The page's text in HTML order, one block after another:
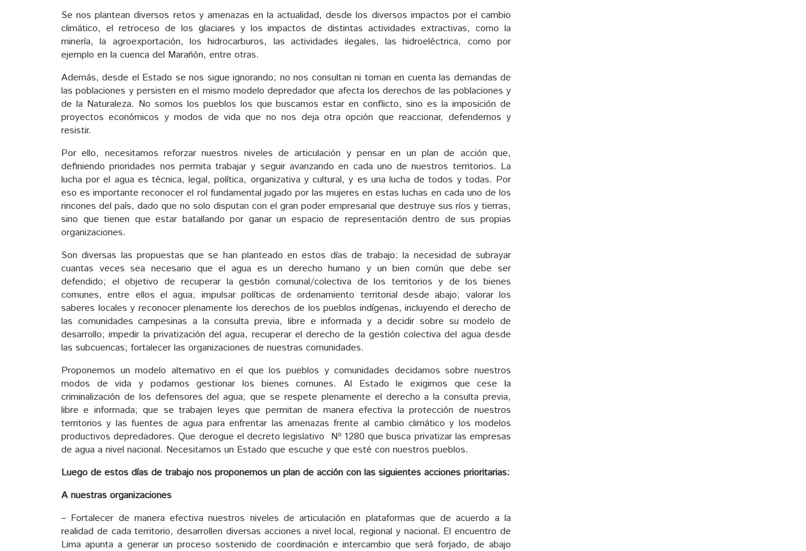
Se nos plantean diversos retos y amenazas en la actualidad, desde los diversos impactos por el cambio
climático, el retroceso de los glaciares y los impactos de distintas actividades extractivas, como la
minería, la agroexportación, los hidrocarburos, las actividades ilegales, las hidroeléctrica, como por
ejemplo en la cuenca del Marañón, entre otras.
Además, desde el Estado se nos sigue ignorando; no nos consultan ni toman en cuenta las demandas de
las poblaciones y persisten en el mismo modelo depredador que afecta los derechos de las poblaciones y
de la Naturaleza. No somos los pueblos los que buscamos estar en conflicto, sino es la imposición de
proyectos económicos y modos de vida que no nos deja otra opción que reaccionar, defendernos y
resistir.
Por ello, necesitamos reforzar nuestros niveles de articulación y pensar en un plan de acción que,
definiendo prioridades nos permita trabajar y seguir avanzando en cada uno de nuestros territorios. La
lucha por el agua es técnica, legal, política, organizativa y cultural, y es una lucha de todos y todas. Por
eso es importante reconocer el rol fundamental jugado por las mujeres en estas luchas en cada uno de los
rincones del país, dado que no solo disputan con el gran poder empresarial que destruye sus ríos y tierras,
sino que tienen que estar batallando por ganar un espacio de representación dentro de sus propias
organizaciones.
Son diversas las propuestas que se han planteado en estos días de trabajo: la necesidad de subrayar
cuantas veces sea necesario que el agua es un derecho humano y un bien común que debe ser
defendido; el objetivo de recuperar la gestión comunal/colectiva de los territorios y de los bienes
comunes, entre ellos el agua; impulsar políticas de ordenamiento territorial desde abajo; valorar los
saberes locales y reconocer plenamente los derechos de los pueblos indígenas, incluyendo el derecho de
las comunidades campesinas a la consulta previa, libre e informada y a decidir sobre su modelo de
desarrollo; impedir la privatización del agua, recuperar el derecho de la gestión colectiva del agua desde
las subcuencas; fortalecer las organizaciones de nuestras comunidades.
Proponemos un modelo alternativo en el que los pueblos y comunidades decidamos sobre nuestros
modos de vida y podamos gestionar los bienes comunes. Al Estado le exigimos que cese la
criminalización de los defensores del agua; que se respete plenamente el derecho a la consulta previa,
libre e informada; que se trabajen leyes que permitan de manera efectiva la protección de nuestros
territorios y las fuentes de agua para enfrentar las amenazas frente al cambio climático y los modelos
productivos depredadores. Que derogue el decreto legislativo Nº 1280 que busca privatizar las empresas
de agua a nivel nacional. Necesitamos un Estado que escuche y que esté con nuestros pueblos.
Luego de estos días de trabajo nos proponemos un plan de acción con las siguientes acciones prioritarias:
A nuestras organizaciones
– Fortalecer de manera efectiva nuestros niveles de articulación en plataformas que de acuerdo a la
realidad de cada territorio, desarrollen diversas acciones a nivel local, regional y nacional. El encuentro de
Lima apunta a generar un proceso sostenido de coordinación e intercambio que será forjado, de abajo